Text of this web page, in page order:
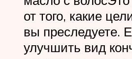
от того, какие
вы преследуете.
улучшить вид